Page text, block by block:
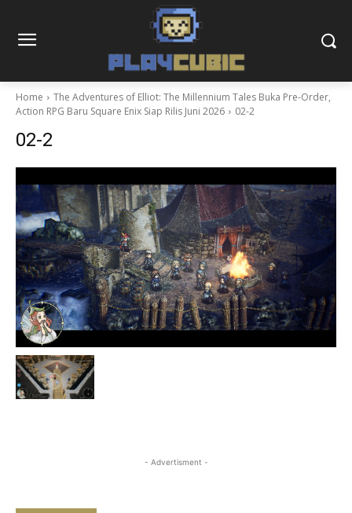
Home
The Adventures of Elliot: The Millennium Tales Buka Pre-Order,
Action RPG Baru Square Enix Siap Rilis Juni 2026
02-2
02-2
- Advertisment -